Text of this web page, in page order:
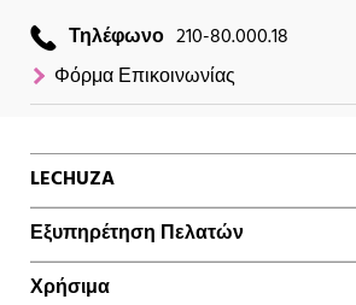
Τηλέφωνο 210-80.000.18
Φόρμα Επικοινωνίας
LECHUZA
Εξυπηρέτηση Πελατών
Χρήσιμα